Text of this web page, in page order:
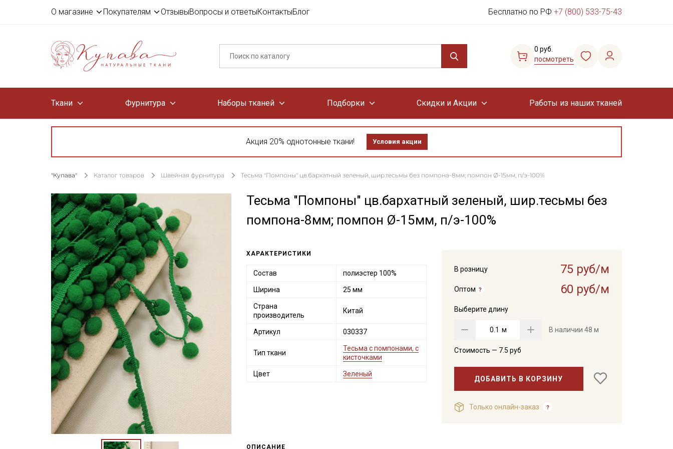
О магазине Покупателям ОтзывыВопросы и ответыКонтактыБлог Бесплатно по РФ +7 (800) 533-75-43
0 руб.
посмотреть
Ткани Фурнитура Наборы тканей Подборки Скидки и Акции Работы из наших тканей
Акция 20% однотонные ткани! Условия акции
"Купава" Каталог товаров Швейная фурнитура Тесьма "Помпоны" цв.бархатный зеленый, шир.тесьмы без помпона-8мм; помпон Ø-15мм, п/э-100%
Тесьма "Помпоны" цв.бархатный зеленый, шир.тесьмы без
помпона-8мм; помпон Ø-15мм, п/э-100%
В розницу 75 руб/м
Оптом 60 руб/м
Выберите длину
м В наличии 48 м
Стоимость — 7.5 руб
ДОБАВИТЬ В КОРЗИНУ
Только онлайн-заказ
ХАРАКТЕРИСТИКИ
Состав полиэстер 100%
Ширина 25 мм
Страна
производитель
Китай
Артикул 030337
Тип ткани
Тесьма с помпонами, с
кисточками
Цвет Зеленый
ОПИСАНИЕ